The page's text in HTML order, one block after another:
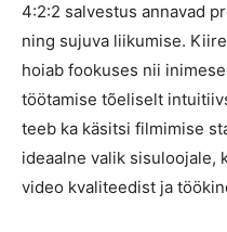
4:2:2 salvestus annavad
ning sujuva liikumise.
hoiab fookuses nii
töötamise tõeliselt
teeb ka käsitsi filmimise
ideaalne valik sisuloojale,
video kvaliteedist ja